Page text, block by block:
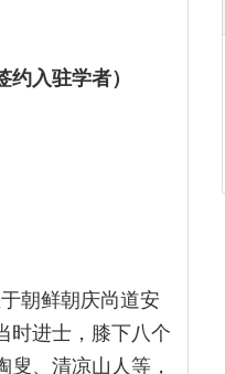
入驻学者）
朝鲜朝庆尚道安
时进士，膝下八个
、清凉山人等，